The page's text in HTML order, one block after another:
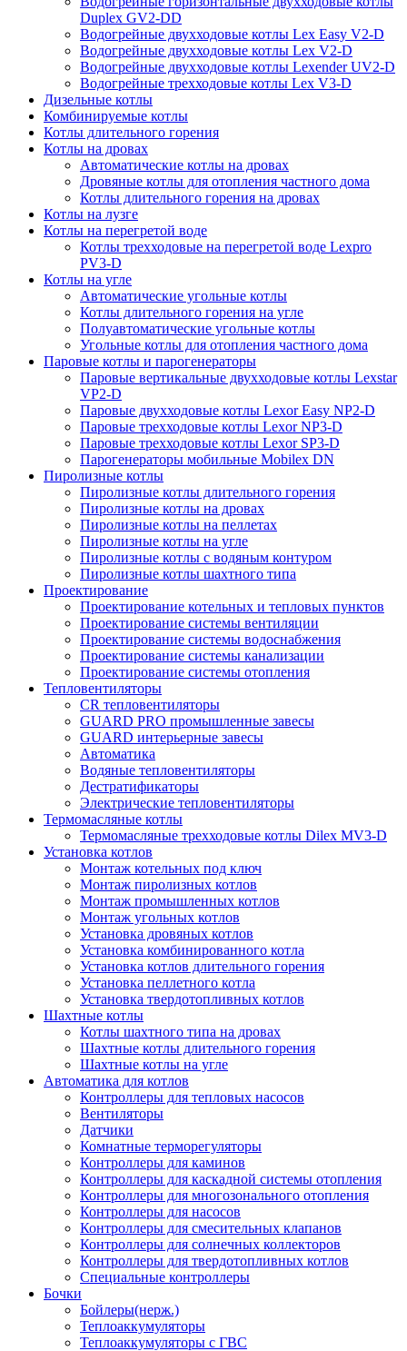
Duplex GV2-DD
Водогрейные двухходовые котлы Lex Easy V2-D
Водогрейные двухходовые котлы Lex V2-D
Водогрейные двухходовые котлы Lexender UV2-D
Водогрейные трехходовые котлы Lex V3-D
Дизельные котлы
Комбинируемые котлы
Котлы длительного горения
Котлы на дровах
Автоматические котлы на дровах
Дровяные котлы для отопления частного дома
Котлы длительного горения на дровах
Котлы на лузге
Котлы на перегретой воде
Котлы трехходовые на перегретой воде Lexpro
PV3-D
Котлы на угле
Автоматические угольные котлы
Котлы длительного горения на угле
Полуавтоматические угольные котлы
Угольные котлы для отопления частного дома
Паровые котлы и парогенераторы
Паровые вертикальные двухходовые котлы Lexstar
VP2-D
Паровые двухходовые котлы Lexor Easy NP2-D
Паровые трехходовые котлы Lexor NP3-D
Паровые трехходовые котлы Lexor SP3-D
Парогенераторы мобильные Mobilex DN
Пиролизные котлы
Пиролизные котлы длительного горения
Пиролизные котлы на дровах
Пиролизные котлы на пеллетах
Пиролизные котлы на угле
Пиролизные котлы с водяным контуром
Пиролизные котлы шахтного типа
Проектирование
Проектирование котельных и тепловых пунктов
Проектирование системы вентиляции
Проектирование системы водоснабжения
Проектирование системы канализации
Проектирование системы отопления
Тепловентиляторы
CR тепловентиляторы
GUARD PRO промышленные завесы
GUARD интерьерные завесы
Автоматика
Водяные тепловентиляторы
Дестратификаторы
Электрические тепловентиляторы
Термомасляные котлы
Термомасляные трехходовые котлы Dilex MV3-D
Установка котлов
Монтаж котельных под ключ
Монтаж пиролизных котлов
Монтаж промышленных котлов
Монтаж угольных котлов
Установка дровяных котлов
Установка комбинированного котла
Установка котлов длительного горения
Установка пеллетного котла
Установка твердотопливных котлов
Шахтные котлы
Котлы шахтного типа на дровах
Шахтные котлы длительного горения
Шахтные котлы на угле
Автоматика для котлов
Контроллеры для тепловых насосов
Вентиляторы
Датчики
Комнатные терморегуляторы
Контроллеры для каминов
Контроллеры для каскадной системы отопления
Контроллеры для многозонального отопления
Контроллеры для насосов
Контроллеры для смесительных клапанов
Контроллеры для солнечных коллекторов
Контроллеры для твердотопливных котлов
Специальные контроллеры
Бочки
Бойлеры(нерж.)
Теплоаккумуляторы
Теплоаккумуляторы с ГВС